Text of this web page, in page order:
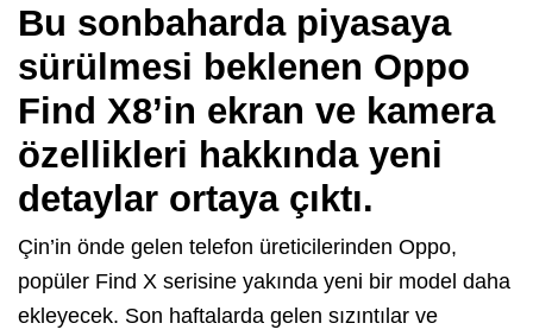
Bu sonbaharda piyasaya
sürülmesi beklenen Oppo
Find X8’in ekran ve kamera
özellikleri hakkında yeni
detaylar ortaya çıktı.
Çin’in önde gelen telefon üreticilerinden Oppo,
popüler Find X serisine yakında yeni bir model daha
ekleyecek. Son haftalarda gelen sızıntılar ve